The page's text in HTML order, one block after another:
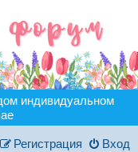
индивидуальном
Вход
Регистрация